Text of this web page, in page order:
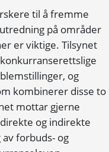
til å fremme
på områder
er viktige. Tilsynet
og
kombinerer disse to
mottar gjerne
og indirekte
forbuds- og